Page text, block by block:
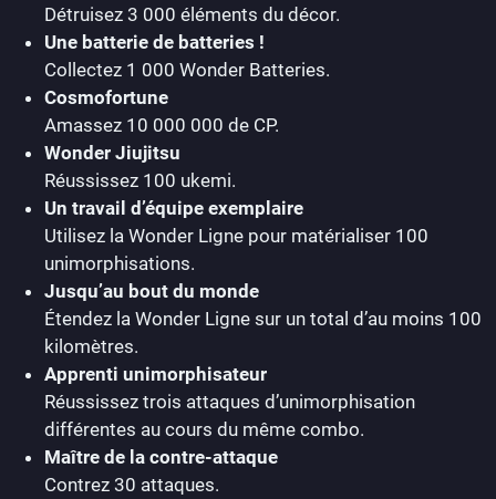
Détruisez 3 000 éléments du décor.
Une batterie de batteries !
Collectez 1 000 Wonder Batteries.
Cosmofortune
Amassez 10 000 000 de CP.
Wonder Jiujitsu
Réussissez 100 ukemi.
Un travail d’équipe exemplaire
Utilisez la Wonder Ligne pour matérialiser 100
unimorphisations.
Jusqu’au bout du monde
Étendez la Wonder Ligne sur un total d’au moins 100
kilomètres.
Apprenti unimorphisateur
Réussissez trois attaques d’unimorphisation
différentes au cours du même combo.
Maître de la contre-attaque
Contrez 30 attaques.